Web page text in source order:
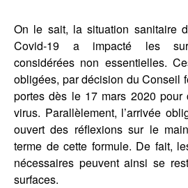
On le sait, la situation sanitaire
Covid-19 a impacté les
considérées non essentielles.
obligées, par décision du Conseil
portes dès le 17 mars 2020 pour
virus. Parallèlement, l’arrivée
ouvert des réflexions sur le
terme de cette formule. De fait,
nécessaires peuvent ainsi se
surfaces.